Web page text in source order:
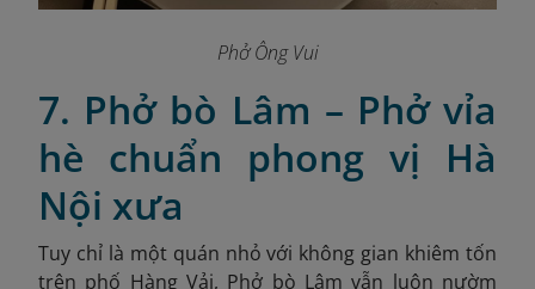
Phở Ông Vui
7. Phở bò Lâm – Phở vỉa
hè chuẩn phong vị Hà
Nội xưa
Tuy chỉ là một quán nhỏ với không gian khiêm tốn
trên phố Hàng Vải, Phở bò Lâm vẫn luôn nườm